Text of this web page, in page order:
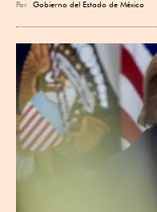
Por Gobierno del Estado de México